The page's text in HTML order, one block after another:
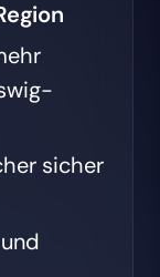
sicher